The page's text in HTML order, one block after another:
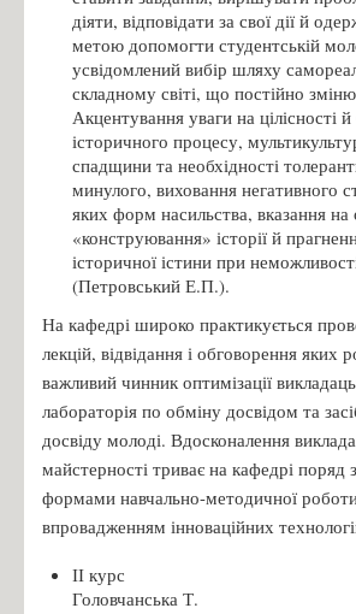
діяти, відповідати за свої дії й
метою допомогти студентській
усвідомлений вибір шляху
складному світі, що постійно
Акцентування уваги на цілісності
історичного процесу,
спадщини та необхідності
минулого, виховання негативного
яких форм насильства, вказання на
«конструювання» історії й
історичної істини при
(Петровський Е.П.).
На кафедрі широко практикується
лекцій, відвідання і обговорення яких
важливий чинник оптимізації
лабораторія по обміну досвідом та
досвіду молоді. Вдосконалення
майстерності триває на кафедрі поряд
формами навчально-методичної
впровадженням інноваційних
ІІ курс
Головчанська Т.